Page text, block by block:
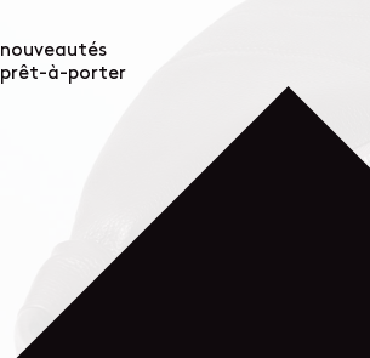
nouveautés
prêt-à-porter